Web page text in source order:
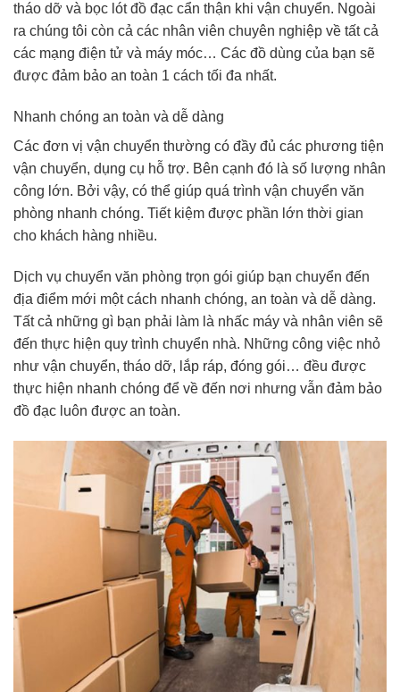
tháo dỡ và bọc lót đồ đạc cẩn thận khi vận chuyển. Ngoài
ra chúng tôi còn cả các nhân viên chuyên nghiệp về tất cả
các mạng điện tử và máy móc… Các đồ dùng của bạn sẽ
được đảm bảo an toàn 1 cách tối đa nhất.
Nhanh chóng an toàn và dễ dàng
Các đơn vị vận chuyển thường có đầy đủ các phương tiện
vận chuyển, dụng cụ hỗ trợ. Bên cạnh đó là số lượng nhân
công lớn. Bởi vậy, có thể giúp quá trình vận chuyển văn
phòng nhanh chóng. Tiết kiệm được phần lớn thời gian
cho khách hàng nhiều.
Dịch vụ chuyển văn phòng trọn gói giúp bạn chuyển đến
địa điểm mới một cách nhanh chóng, an toàn và dễ dàng.
Tất cả những gì bạn phải làm là nhấc máy và nhân viên sẽ
đến thực hiện quy trình chuyển nhà. Những công việc nhỏ
như vận chuyển, tháo dỡ, lắp ráp, đóng gói… đều được
thực hiện nhanh chóng để về đến nơi nhưng vẫn đảm bảo
đồ đạc luôn được an toàn.